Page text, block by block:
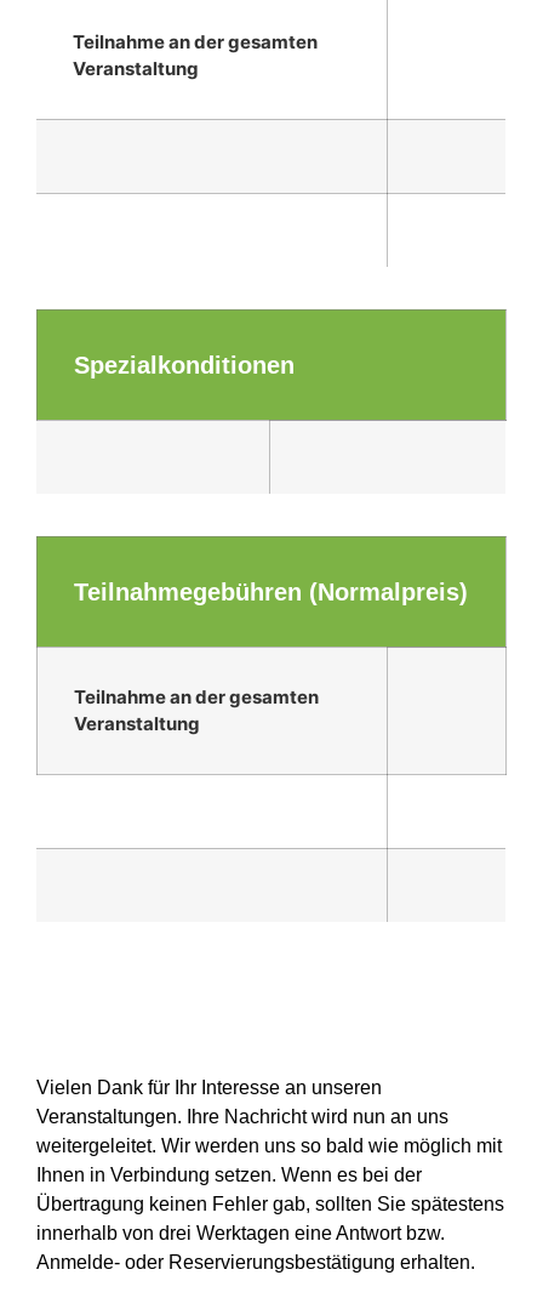
Teilnahme an der gesamten
Veranstaltung
Spezialkonditionen
Teilnahmegebühren (Normalpreis)
Teilnahme an der gesamten
Veranstaltung
Vielen Dank für Ihr Interesse an unseren
Veranstaltungen. Ihre Nachricht wird nun an uns
weitergeleitet. Wir werden uns so bald wie möglich mit
Ihnen in Verbindung setzen. Wenn es bei der
Übertragung keinen Fehler gab, sollten Sie spätestens
innerhalb von drei Werktagen eine Antwort bzw.
Anmelde- oder Reservierungsbestätigung erhalten.